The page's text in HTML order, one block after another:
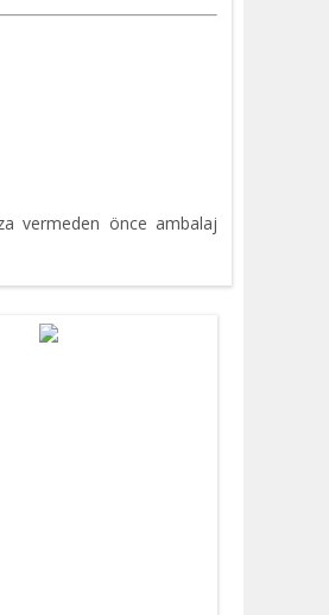
vermeden önce ambalaj